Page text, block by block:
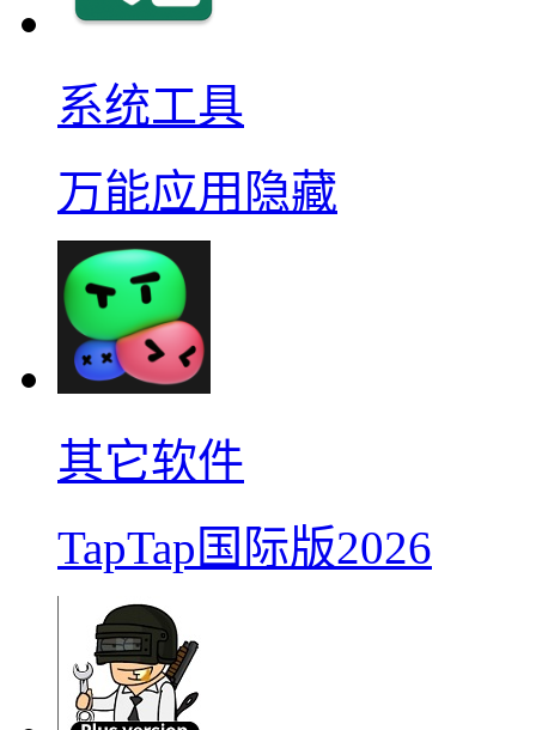
系统工具
万能应用隐藏
其它软件
TapTap国际版2026